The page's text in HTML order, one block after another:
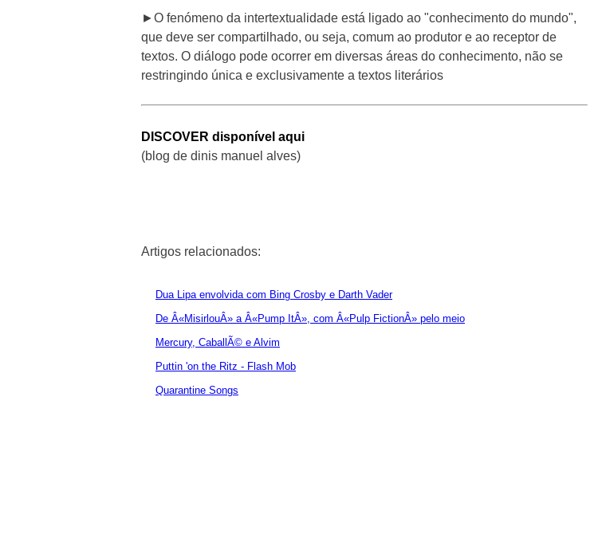
►O fenómeno da intertextualidade está ligado ao "conhecimento do mundo",
que deve ser compartilhado, ou seja, comum ao produtor e ao receptor de
textos. O diálogo pode ocorrer em diversas áreas do conhecimento, não se
restringindo única e exclusivamente a textos literários
DISCOVER disponível aqui
(blog de dinis manuel alves)
Artigos relacionados:
Dua Lipa envolvida com Bing Crosby e Darth Vader
De Â«MisirlouÂ» a Â«Pump ItÂ», com Â«Pulp FictionÂ» pelo meio
Mercury, CaballÃ© e Alvim
Puttin 'on the Ritz - Flash Mob
Quarantine Songs